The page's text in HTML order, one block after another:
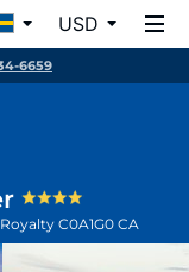
USD
6659
C0A1G0 CA